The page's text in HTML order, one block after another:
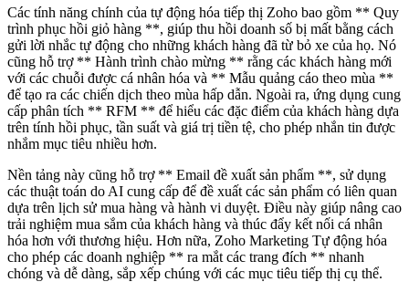
Các tính năng chính của tự động hóa tiếp thị Zoho bao gồm ** Quy
trình phục hồi giỏ hàng **, giúp thu hồi doanh số bị mất bằng cách
gửi lời nhắc tự động cho những khách hàng đã từ bỏ xe của họ. Nó
cũng hỗ trợ ** Hành trình chào mừng ** rằng các khách hàng mới
với các chuỗi được cá nhân hóa và ** Mẫu quảng cáo theo mùa **
để tạo ra các chiến dịch theo mùa hấp dẫn. Ngoài ra, ứng dụng cung
cấp phân tích ** RFM ** để hiểu các đặc điểm của khách hàng dựa
trên tính hồi phục, tần suất và giá trị tiền tệ, cho phép nhắn tin được
nhắm mục tiêu nhiều hơn.
Nền tảng này cũng hỗ trợ ** Email đề xuất sản phẩm **, sử dụng
các thuật toán do AI cung cấp để đề xuất các sản phẩm có liên quan
dựa trên lịch sử mua hàng và hành vi duyệt. Điều này giúp nâng cao
trải nghiệm mua sắm của khách hàng và thúc đẩy kết nối cá nhân
hóa hơn với thương hiệu. Hơn nữa, Zoho Marketing Tự động hóa
cho phép các doanh nghiệp ** ra mắt các trang đích ** nhanh
chóng và dễ dàng, sắp xếp chúng với các mục tiêu tiếp thị cụ thể.